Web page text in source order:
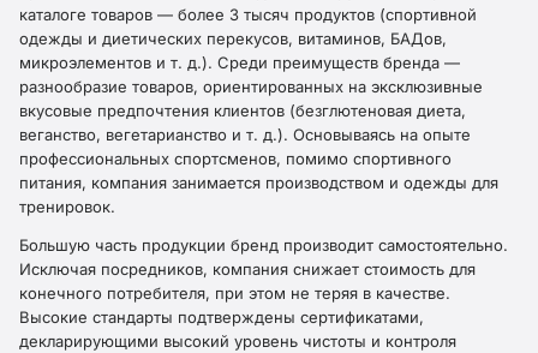
каталоге товаров — более 3 тысяч продуктов (спортивной
одежды и диетических перекусов, витаминов, БАДов,
микроэлементов и т. д.). Среди преимуществ бренда —
разнообразие товаров, ориентированных на эксклюзивные
вкусовые предпочтения клиентов (безглютеновая диета,
веганство, вегетарианство и т. д.). Основываясь на опыте
профессиональных спортсменов, помимо спортивного
питания, компания занимается производством и одежды для
тренировок.
Большую часть продукции бренд производит самостоятельно.
Исключая посредников, компания снижает стоимость для
конечного потребителя, при этом не теряя в качестве.
Высокие стандарты подтверждены сертификатами,
декларирующими высокий уровень чистоты и контроля